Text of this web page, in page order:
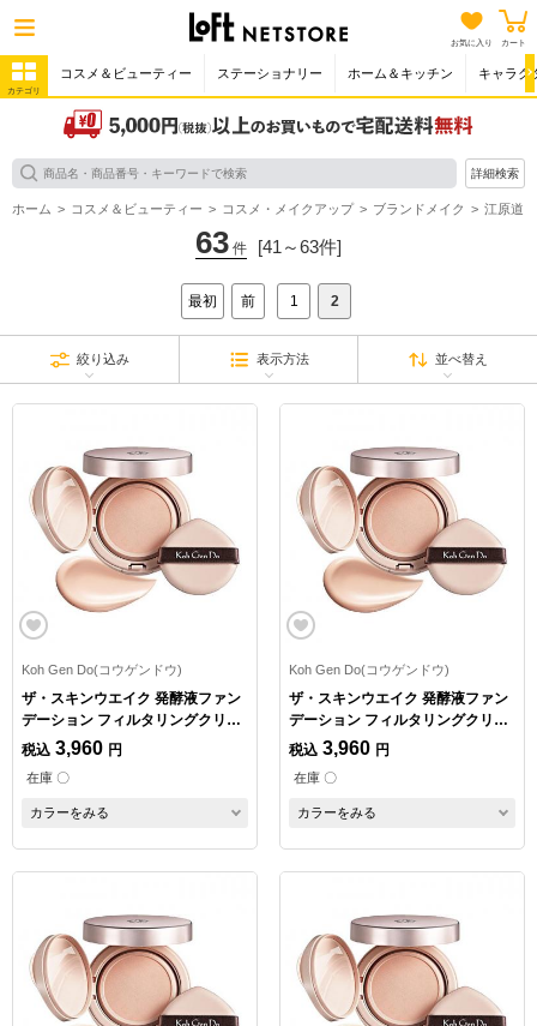
お気に入り カート
カテゴリ
コスメ＆ビューティー ステーショナリー ホーム＆キッチン キャラク
詳細検索
ホーム コスメ＆ビューティー コスメ・メイクアップ ブランドメイク 江原道
63 件 [41～63件]
最初 前 1 2
絞り込み 表示方法 並べ替え
Koh Gen Do(コウゲンドウ)
ザ・スキンウエイク 発酵液ファン
デーション フィルタリングクリー
ム コンパクトケース付 P02
税込 3,960 円
在庫 〇
カラーをみる
Koh Gen Do(コウゲンドウ)
ザ・スキンウエイク 発酵液ファン
デーション フィルタリングクリー
ム コンパクトケース付 P04
税込 3,960 円
在庫 〇
カラーをみる